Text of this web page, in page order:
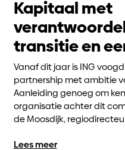
Kapitaal met
transitie en
Vanaf dit jaar is ING
partnership met ambitie
Aanleiding genoeg om
organisatie achter dit
de Moosdijk,
Lees meer